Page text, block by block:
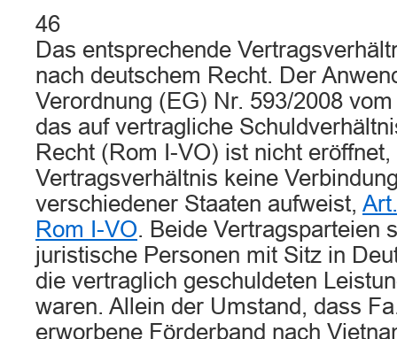
46
Das entsprechende
nach deutschem Recht. Der
Verordnung (EG) Nr. 593/2008
das auf vertragliche
Recht (Rom I-VO) ist nicht eröffnet,
Vertragsverhältnis keine
verschiedener Staaten aufweist,
Rom I-VO. Beide Vertragsparteien
juristische Personen mit Sitz in
die vertraglich geschuldeten
waren. Allein der Umstand, dass
erworbene Förderband nach